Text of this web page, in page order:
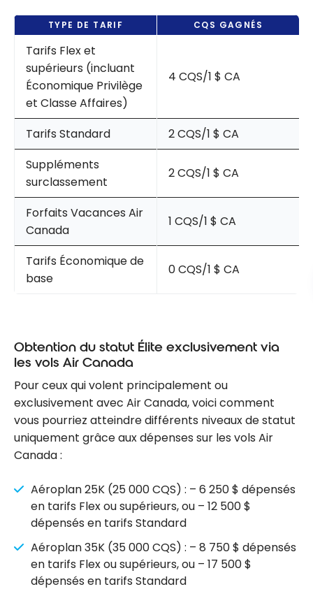
TYPE DE TARIF CQS GAGNÉS
Tarifs Flex et
supérieurs (incluant
Économique Privilège
et Classe Affaires)
4 CQS/1 $ CA
Tarifs Standard
2 CQS/1 $ CA
Suppléments
surclassement
2 CQS/1 $ CA
Forfaits Vacances Air
Canada
1 CQS/1 $ CA
Tarifs Économique de
base
0 CQS/1 $ CA
Obtention du statut Élite exclusivement via
les vols Air Canada
Pour ceux qui volent principalement ou
exclusivement avec Air Canada, voici comment
vous pourriez atteindre différents niveaux de statut
uniquement grâce aux dépenses sur les vols Air
Canada :
Aéroplan 25K (25 000 CQS) : – 6 250 $ dépensés
en tarifs Flex ou supérieurs, ou – 12 500 $
dépensés en tarifs Standard
Aéroplan 35K (35 000 CQS) : – 8 750 $ dépensés
en tarifs Flex ou supérieurs, ou – 17 500 $
dépensés en tarifs Standard